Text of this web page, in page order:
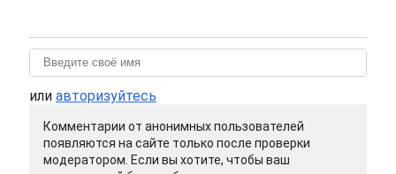
или авторизуйтесь
Комментарии от анонимных пользователей
появляются на сайте только после проверки
модератором. Если вы хотите, чтобы ваш